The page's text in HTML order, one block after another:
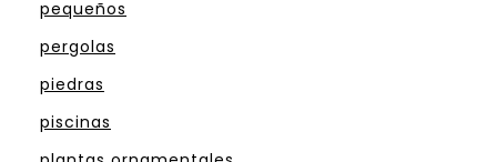
pequeños
pergolas
piedras
piscinas